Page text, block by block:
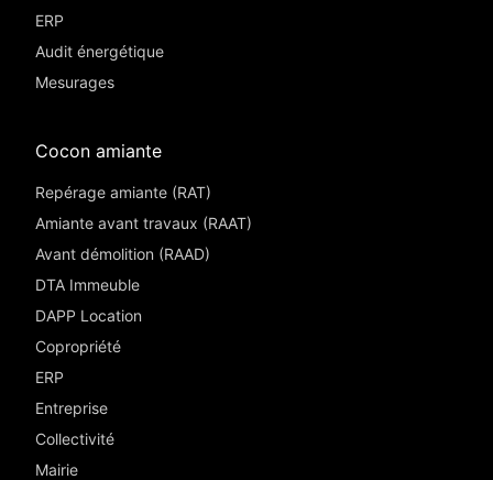
ERP
Audit énergétique
Mesurages
Cocon amiante
Repérage amiante (RAT)
Amiante avant travaux (RAAT)
Avant démolition (RAAD)
DTA Immeuble
DAPP Location
Copropriété
ERP
Entreprise
Collectivité
Mairie